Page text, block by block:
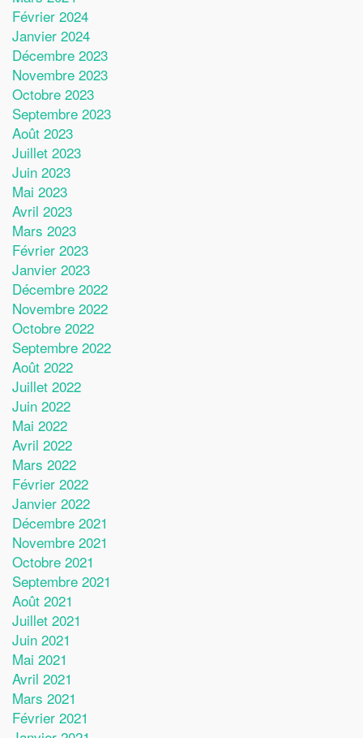
Février 2024
Janvier 2024
Décembre 2023
Novembre 2023
Octobre 2023
Septembre 2023
Août 2023
Juillet 2023
Juin 2023
Mai 2023
Avril 2023
Mars 2023
Février 2023
Janvier 2023
Décembre 2022
Novembre 2022
Octobre 2022
Septembre 2022
Août 2022
Juillet 2022
Juin 2022
Mai 2022
Avril 2022
Mars 2022
Février 2022
Janvier 2022
Décembre 2021
Novembre 2021
Octobre 2021
Septembre 2021
Août 2021
Juillet 2021
Juin 2021
Mai 2021
Avril 2021
Mars 2021
Février 2021